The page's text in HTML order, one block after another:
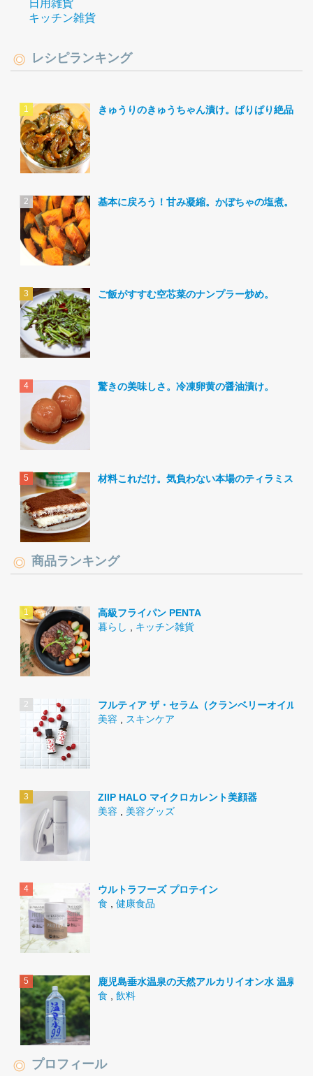
日用雑貨
キッチン雑貨
レシピランキング
きゅうりのきゅうちゃん漬け。ぱりぱり絶品。
基本に戻ろう！甘み凝縮。かぼちゃの塩煮。
ご飯がすすむ空芯菜のナンプラー炒め。
驚きの美味しさ。冷凍卵黄の醤油漬け。
材料これだけ。気負わない本場のティラミス。
商品ランキング
高級フライパン PENTA
暮らし
キッチン雑貨
フルティア ザ・セラム（クランベリーオイル）
美容
スキンケア
ZIIP HALO マイクロカレント美顔器
美容
美容グッズ
ウルトラフーズ プロテイン
食
健康食品
鹿児島垂水温泉の天然アルカリイオン水 温泉水
食
飲料
プロフィール